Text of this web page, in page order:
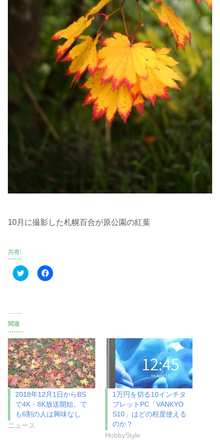
10月に撮影した札幌百合が原公園の紅葉
共有:
ク
リ
e
r
で
共
有
(
新
し
い
ウ
ィ
ン
ド
ウ
F
a
す
る
に
は
ク
リ
ッ
ク
し
て
く
だ
さ
関連
2018年12月1日からBS
で4K・8K放送開始。で
も6割の人は興味なし
ニュース
1万円を切る10インチタ
ブレットPC「VANKYO
S10」はどの程度使える
のか？
HobbyStyle